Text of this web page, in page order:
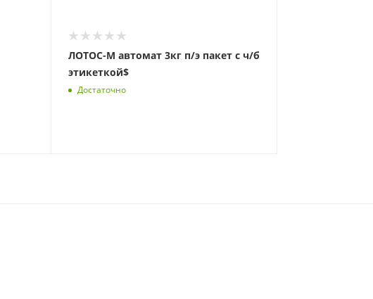
ЛОТОС-М автомат 3кг п/э пакет с ч/б
этикеткой$
Достаточно